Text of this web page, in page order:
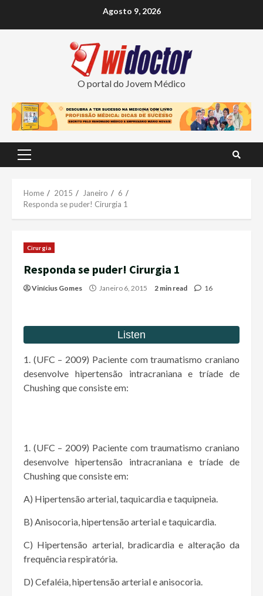
Agosto 9, 2026
O portal do Jovem Médico
Primary
Home 2015 Janeiro
6
Responda se puder! Cirurgia 1
Cirurgia
Responda se puder! Cirurgia 1
Vinícius Gomes Janeiro 6, 2015 2 min read 16
1. (UFC – 2009) Paciente com traumatismo craniano
desenvolve hipertensão intracraniana e tríade de
Chushing que consiste em:
1. (UFC – 2009) Paciente com traumatismo craniano
desenvolve hipertensão intracraniana e tríade de
Chushing que consiste em:
A) Hipertensão arterial, taquicardia e taquipneia.
B) Anisocoria, hipertensão arterial e taquicardia.
C) Hipertensão arterial, bradicardia e alteração da
frequência respiratória.
D) Cefaléia, hipertensão arterial e anisocoria.